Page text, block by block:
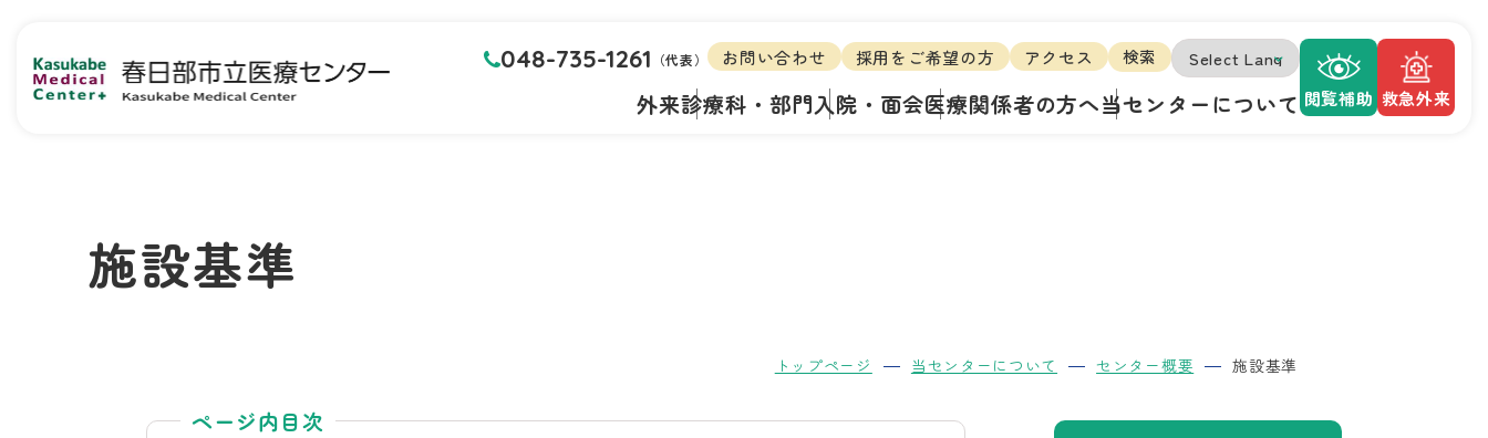
048-735-1261 （代表） お問い合わせ 採用をご希望の方 アクセス 検索
外来診療科・部門入院・面会医療関係者の方へ当センターについて 閲覧補助 救急外来
施設基準
トップページ 当センターについて センター概要 施設基準
ページ内目次